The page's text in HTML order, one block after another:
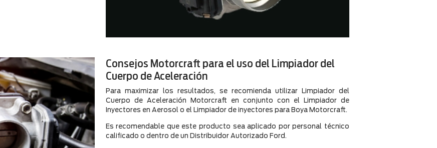
Consejos Motorcraft para el uso del Limpiador del
Cuerpo de Aceleración
Para maximizar los resultados, se recomienda utilizar Limpiador del
Cuerpo de Aceleración Motorcraft en conjunto con el Limpiador de
Inyectores en Aerosol o el Limpiador de inyectores para Boya Motorcraft.
Es recomendable que este producto sea aplicado por personal técnico
calificado o dentro de un Distribuidor Autorizado Ford.